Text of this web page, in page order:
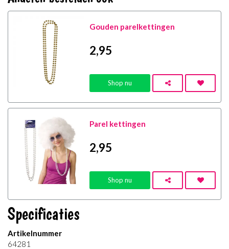
Gouden parelkettingen
2,95
Shop nu
Parel kettingen
2,95
Shop nu
Specificaties
Artikelnummer
64281